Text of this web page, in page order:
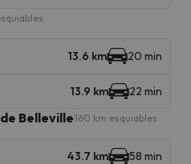
13.6 km 20 min
13.9 km 22 min
Belleville160 km esquiables
43.7 km 58 min